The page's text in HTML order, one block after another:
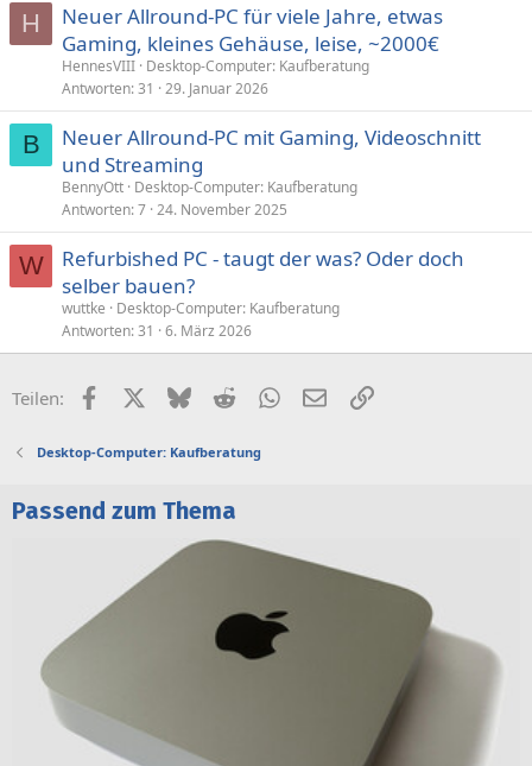
H
Neuer Allround-PC für viele Jahre, etwas
Gaming, kleines Gehäuse, leise, ~2000€
HennesVIII Desktop-Computer: Kaufberatung
Antworten 31 29. Januar 2026
B
Neuer Allround-PC mit Gaming, Videoschnitt
und Streaming
BennyOtt Desktop-Computer: Kaufberatung
Antworten 7 24. November 2025
W
Refurbished PC - taugt der was? Oder doch
selber bauen?
wuttke
Desktop-Computer: Kaufberatung
Antworten 31 6. März 2026
Teilen: FacebookX (Twitter)
BlueskyRedditWhatsApp
E-MailLink
Desktop-Computer: Kaufberatung
Passend zum Thema